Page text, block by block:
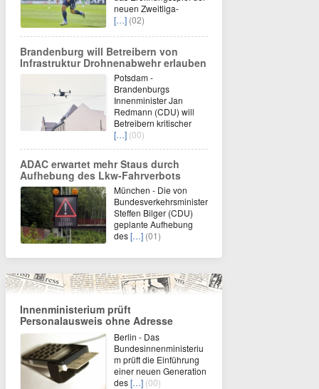
neuen Zweitliga-
[…] (02)
Brandenburg will Betreibern von
Infrastruktur Drohnenabwehr erlauben
Potsdam -
Brandenburgs
Innenminister Jan
Redmann (CDU) will
Betreibern kritischer
[…] (00)
ADAC erwartet mehr Staus durch
Aufhebung des Lkw-Fahrverbots
München - Die von
Bundesverkehrsminister
Steffen Bilger (CDU)
geplante Aufhebung
des[…] (01)
Innenministerium prüft
Personalausweis ohne Adresse
Berlin - Das
Bundesinnenministeriu
m prüft die Einführung
einer neuen Generation
des[…] (00)